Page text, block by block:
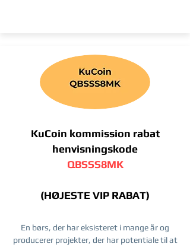
KuCoin kommission rabat
henvisningskode
QBSSS8MK
(HØJESTE VIP RABAT)
En børs, der har eksisteret i mange år og
producerer projekter, der har potentiale til at